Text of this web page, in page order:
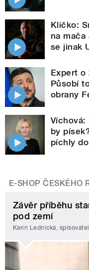
Kličko:
na
se jinak
Expert o
Působí
obrany
by
píchly
E-SHOP ČESKÉHO
Závěr příběhu
pod zemí
Karin Lednická,